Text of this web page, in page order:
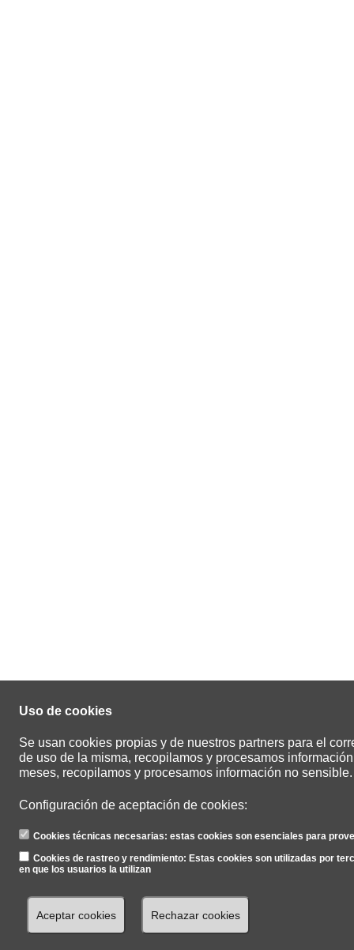
Uso de cookies
Se usan cookies propias y de nuestros partners para el
de uso de la misma, recopilamos y procesamos
meses, recopilamos y procesamos información no
Configuración de aceptación de cookies:
Cookies técnicas necesarias: estas cookies son esenciales para
Cookies de rastreo y rendimiento: Estas cookies son utilizadas por
en que los usuarios la utilizan
Aceptar cookies Rechazar cookies